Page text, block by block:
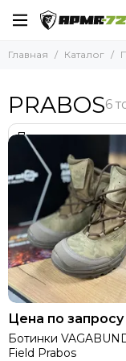
АМУЛЕТ
ВАРЯГ
НПО КИЛОВАТТ
СФЕРА
Nordman
Baltmotors
YAKEDA
МОЛОТ
Rhino Rescue
EARMOR
MSA
FCS
ZTAC
MIL-TEC
Главная Каталог
PRABOS
Цена по запросу
Ботинки
Field Prabos